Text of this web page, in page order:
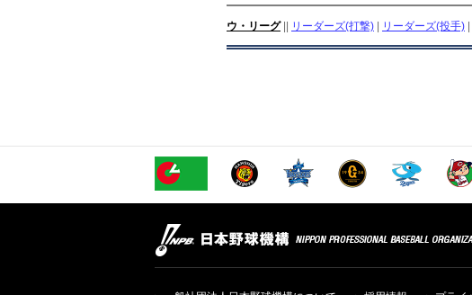
ウ・リーグ|| リーダーズ(打撃) リーダーズ(投手)